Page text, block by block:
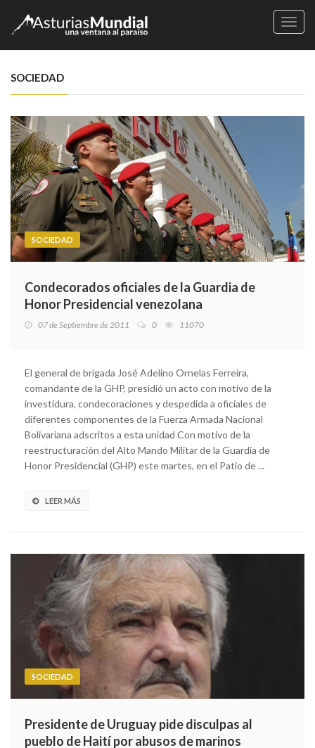
SOCIEDAD
SOCIEDAD
Condecorados oficiales de la Guardia de
Honor Presidencial venezolana
07 de Septiembre de 2011 0 11070
El general de brigada José Adelino Ornelas Ferreira,
comandante de la GHP, presidió un acto con motivo de la
investidura, condecoraciones y despedida a oficiales de
diferentes componentes de la Fuerza Armada Nacional
Bolivariana adscritos a esta unidad Con motivo de la
reestructuración del Alto Mando Militar de la Guardia de
Honor Presidencial (GHP) este martes, en el Patio de ...
LEER MÁS
SOCIEDAD
Presidente de Uruguay pide disculpas al
pueblo de Haití por abusos de marinos